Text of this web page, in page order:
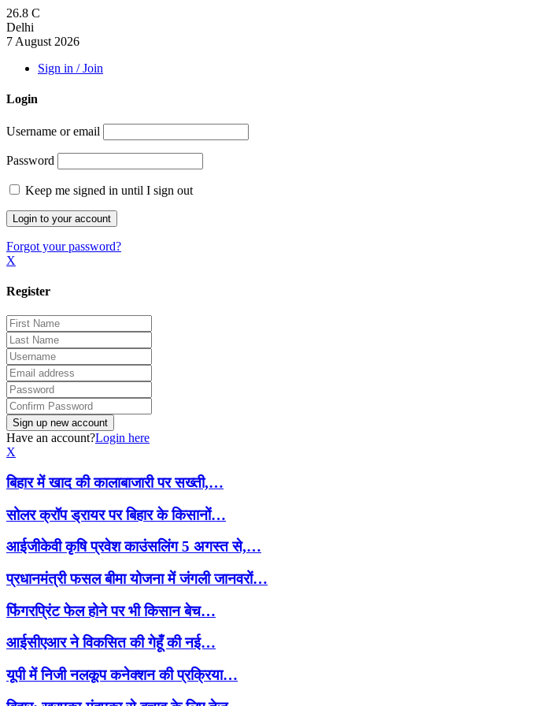
26.8 C
Delhi
7 August 2026
Sign in / Join
Login
Username or email
Password
Keep me signed in until I sign out
Forgot your password?
X
Register
Have an account?Login here
X
बिहार में खाद की कालाबाजारी पर सख्ती,…
सोलर क्रॉप ड्रायर पर बिहार के किसानों…
आईजीकेवी कृषि प्रवेश काउंसलिंग 5 अगस्त से,…
प्रधानमंत्री फसल बीमा योजना में जंगली जानवरों…
फिंगरप्रिंट फेल होने पर भी किसान बेच…
आईसीएआर ने विकसित की गेहूँ की नई…
यूपी में निजी नलकूप कनेक्शन की प्रक्रिया…